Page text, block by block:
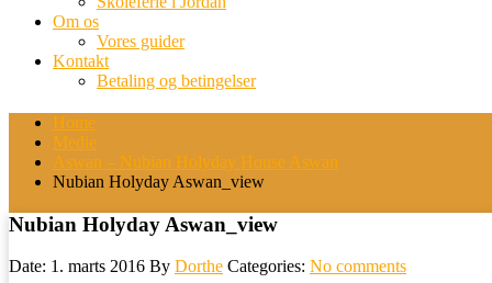
Om os
Vores guider
Kontakt
Betaling og betingelser
Home
Medie
Aswan – Nubian Holyday House Aswan
Nubian Holyday Aswan_view
Nubian Holyday Aswan_view
Date: 1. marts 2016 By Dorthe Categories: No comments